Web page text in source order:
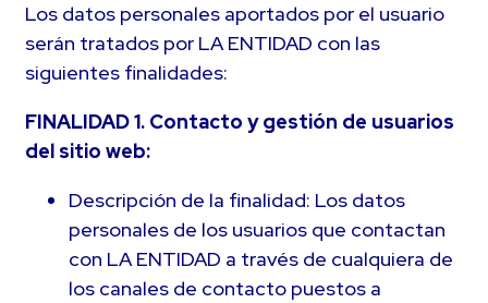
Los datos personales aportados por el usuario
serán tratados por LA ENTIDAD con las
siguientes finalidades:
FINALIDAD 1. Contacto y gestión de usuarios
del sitio web:
Descripción de la finalidad: Los datos
personales de los usuarios que contactan
con LA ENTIDAD a través de cualquiera de
los canales de contacto puestos a